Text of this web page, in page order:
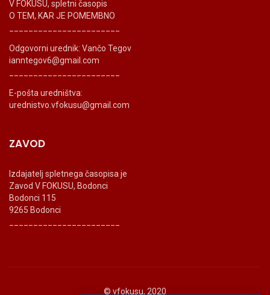
V FOKUSU, spletni časopis
O TEM, KAR JE POMEMBNO
Odgovorni urednik: Vančo Tegov
ianntegov6@gmail.com
E-pošta uredništva:
urednistvo.vfokusu@gmail.com
ZAVOD
Izdajatelj spletnega časopisa je
Zavod V FOKUSU, Bodonci
Bodonci 115
9265 Bodonci
© vfokusu, 2020